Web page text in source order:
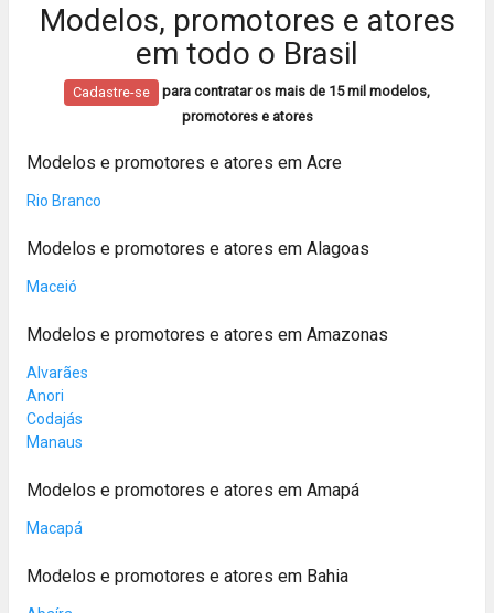
Modelos, promotores e atores
em todo o Brasil
Cadastre-se
para contratar os mais de 15 mil modelos,
promotores e atores
Modelos e promotores e atores em Acre
Rio Branco
Modelos e promotores e atores em Alagoas
Maceió
Modelos e promotores e atores em Amazonas
Alvarães
Anori
Codajás
Manaus
Modelos e promotores e atores em Amapá
Macapá
Modelos e promotores e atores em Bahia